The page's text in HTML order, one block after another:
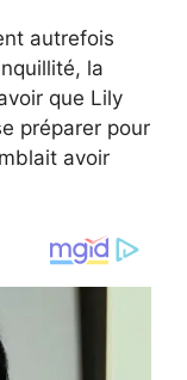
autrefois
la
que Lily
préparer pour
avoir